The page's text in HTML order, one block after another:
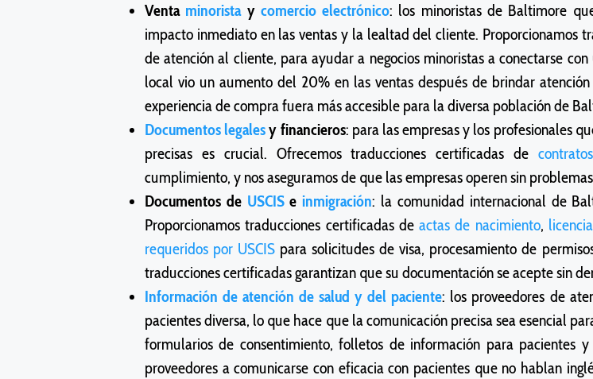
Venta minoristay comercio electrónico: los minoristas de Baltimore
impacto inmediato en las ventas y la lealtad del cliente. Proporcionamos
de atención al cliente, para ayudar a negocios minoristas a conectarse
local vio un aumento del 20% en las ventas después de brindar
experiencia de compra fuera más accesible para la diversa población de
Documentos legalesy financieros: para las empresas y los profesionales
precisas es crucial. Ofrecemos traducciones certificadas de contratos
cumplimiento, y nos aseguramos de que las empresas operen sin
Documentos de USCISeinmigración: la comunidad internacional de
Proporcionamos traducciones certificadas deactas de nacimiento,
requeridos por USCIS para solicitudes de visa, procesamiento de
traducciones certificadas garantizan que su documentación se acepte sin
Información de atención de salud y del paciente: los proveedores de
pacientes diversa, lo que hace que la comunicación precisa sea esencial
formularios de consentimiento, folletos de información para pacientes
proveedores a comunicarse con eficacia con pacientes que no hablan